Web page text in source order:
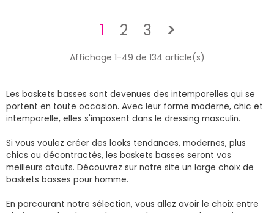
1 2 3 >Suivant
Affichage 1-49 de 134 article(s)
Les baskets basses sont devenues des intemporelles qui se
portent en toute occasion. Avec leur forme moderne, chic et
intemporelle, elles s'imposent dans le dressing masculin.
Si vous voulez créer des looks tendances, modernes, plus
chics ou décontractés, les baskets basses seront vos
meilleurs atouts. Découvrez sur notre site un large choix de
baskets basses pour homme.
En parcourant notre sélection, vous allez avoir le choix entre